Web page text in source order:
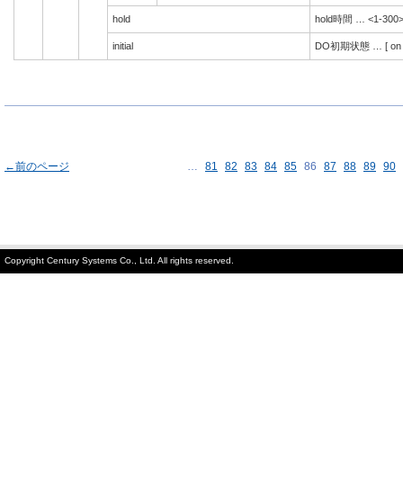
hold hold時間 … <1-
initial DO初期状態 … [
←前のページ … 81 82 83 84 85 86 87 88 89 90
Copyright Century Systems Co., Ltd. All rights reserved.